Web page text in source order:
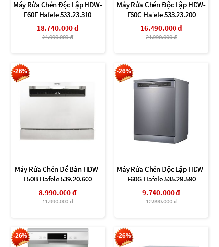
Máy Rửa Chén Độc Lập HDW-
F60F Hafele 533.23.310
18.740.000 đ
24.990.000 đ
Máy Rửa Chén Độc Lập HDW-
F60C Hafele 533.23.200
16.490.000 đ
21.990.000 đ
-26%
Máy Rửa Chén Để Bàn HDW-
T50B Hafele 539.20.600
8.990.000 đ
11.990.000 đ
-26%
Máy Rửa Chén Độc Lập HDW-
F60G Hafele 535.29.590
9.740.000 đ
12.990.000 đ
-26% -26%